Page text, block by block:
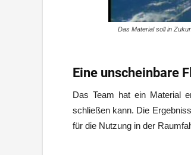
Das Material soll in
Eine unscheinbare
Das Team hat ein Material
schließen kann. Die
für die Nutzung in der